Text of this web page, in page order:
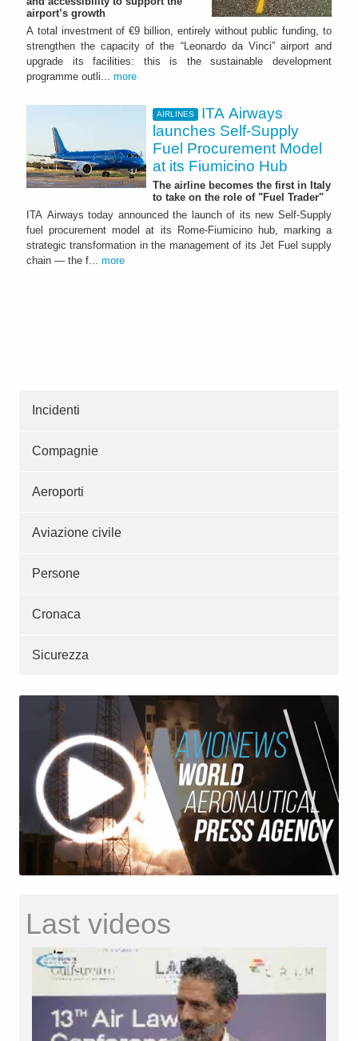
airport’s growth
A total investment of €9 billion, entirely without public funding, to
strengthen the capacity of the “Leonardo da Vinci” airport and
upgrade its facilities: this is the sustainable development
programme outli... more
AIRLINES
ITA Airways
launches Self-Supply
Fuel Procurement Model
at its Fiumicino Hub
The airline becomes the first in Italy
to take on the role of "Fuel Trader"
ITA Airways today announced the launch of its new Self-Supply
fuel procurement model at its Rome-Fiumicino hub, marking a
strategic transformation in the management of its Jet Fuel supply
chain — the f... more
Incidenti
Compagnie
Aeroporti
Aviazione civile
Persone
Cronaca
Sicurezza
Last videos